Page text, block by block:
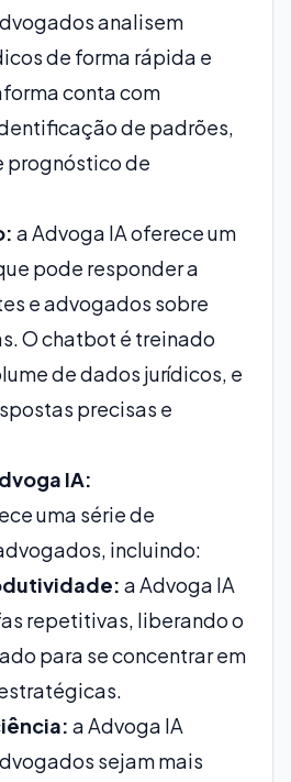
analisem
de forma rápida e
conta com
de padrões,
prognóstico de
a Advoga IA oferece um
pode responder a
e advogados sobre
O chatbot é treinado
de dados jurídicos, e
precisas e
IA:
uma série de
incluindo:
a Advoga IA
repetitivas, liberando o
para se concentrar em
a Advoga IA
sejam mais